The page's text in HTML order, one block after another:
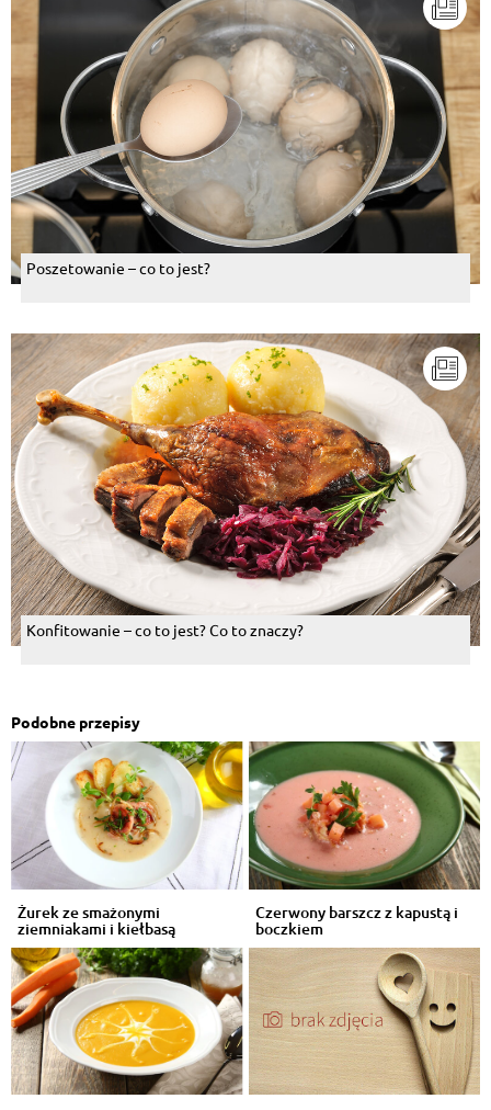
Poszetowanie – co to jest?
Konfitowanie – co to jest? Co to znaczy?
Podobne przepisy
Żurek ze smażonymi
ziemniakami i kiełbasą
Czerwony barszcz z kapustą i
boczkiem